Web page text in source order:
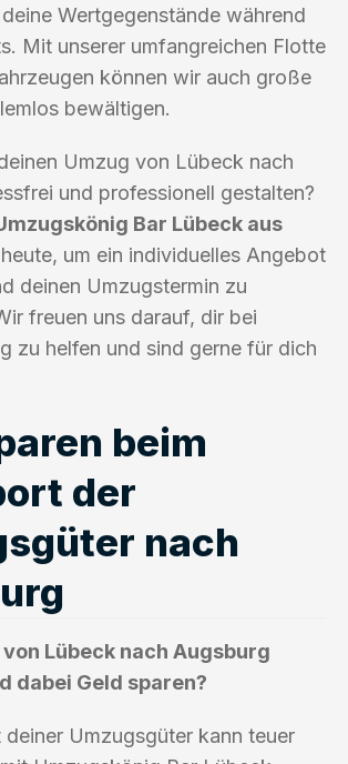
Wertgegenstände während
Mit unserer umfangreichen Flotte
können wir auch große
bewältigen.
Umzug von Lübeck nach
und professionell gestalten?
Bar Lübeck aus
um ein individuelles Angebot
deinen Umzugstermin zu
freuen uns darauf, dir bei
zu helfen und sind gerne für dich
beim
der
nach
Lübeck nach Augsburg
dabei Geld sparen?
deiner Umzugsgüter kann teuer